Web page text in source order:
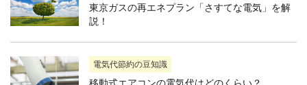
東京ガスの再エネプラン「さすてな電気」を解
説！
電気代節約の豆知識
移動式エアコンの電気代はどのくらい？